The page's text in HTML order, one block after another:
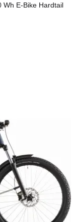
Wh E-Bike Hardtail